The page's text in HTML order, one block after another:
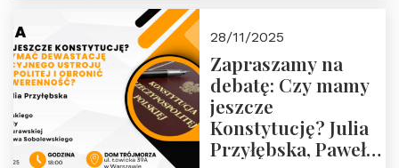
28/11/2025
Zapraszamy na
debatę: Czy mamy
jeszcze
Konstytucję? Julia
Przyłębska, Paweł